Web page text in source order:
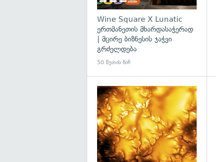
Wine Square X Lunatic
ერთმანეთის მხარდასაჭერად
| მცირე ბიზნესის ჯაჭვი
გრძელდება
50 წუთის წინ